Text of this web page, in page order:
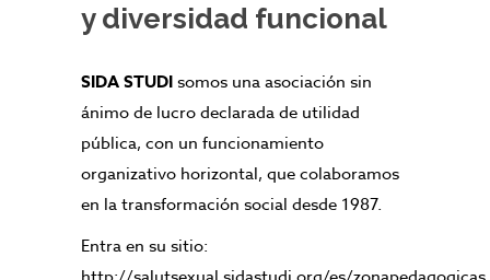
y diversidad funcional
SIDA STUDIsomos una asociación sin
ánimo de lucro declarada de utilidad
pública, con un funcionamiento
organizativo horizontal, que colaboramos
en la transformación social desde 1987.
Entra en su sitio: